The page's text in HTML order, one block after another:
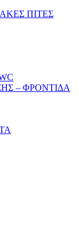
ΠΙΤΕΣ
– ΦΡΟΝΤΙΔΑ